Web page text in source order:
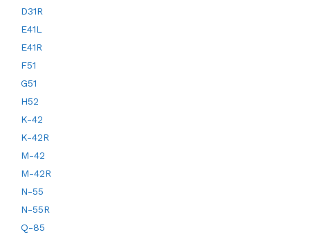
D31R
E41L
E41R
F51
G51
H52
K-42
K-42R
M-42
M-42R
N-55
N-55R
Q-85